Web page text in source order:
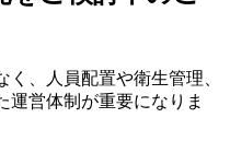
、人員配置や衛生管理、
運営体制が重要になりま